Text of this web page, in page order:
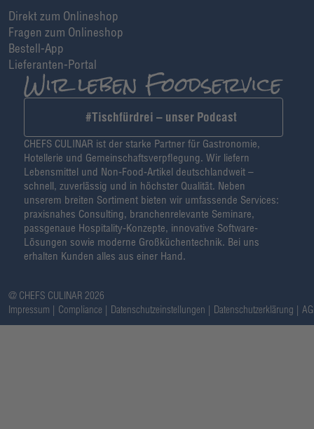
Direkt zum Onlineshop
Fragen zum Onlineshop
Bestell-App
Lieferanten-Portal
#Tischfürdrei – unser Podcast
CHEFS CULINAR ist der starke Partner für Gastronomie,
Hotellerie und Gemeinschaftsverpflegung. Wir liefern
Lebensmittel und Non-Food-Artikel deutschlandweit –
schnell, zuverlässig und in höchster Qualität. Neben
unserem breiten Sortiment bieten wir umfassende Services:
praxisnahes Consulting, branchenrelevante Seminare,
passgenaue Hospitality-Konzepte, innovative Software-
Lösungen sowie moderne Großküchentechnik. Bei uns
erhalten Kunden alles aus einer Hand.
@ CHEFS CULINAR 2026
Impressum
Compliance Datenschutzeinstellungen Datenschutzerklärung